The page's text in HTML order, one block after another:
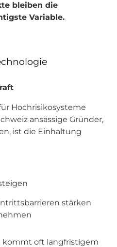
bleiben die
Variable.
Hochrisikosysteme
ansässige Gründer,
ist die Einhaltung
stärken
kommt oft langfristigem